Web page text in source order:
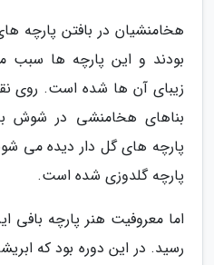
هخامنشیان در بافتن پارچه
بودند و این پارچه ها سبب
زیبای آن ها شده است. روی
بناهای هخامنشی در
پارچه های گل دار دیده می
پارچه گلدوزی شده است.
اما معروفیت هنر پارچه بافی
رسید. در این دوره بود که